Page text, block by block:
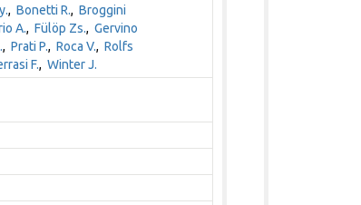
, Bonetti R., Broggini
A., Fülöp Zs., Gervino
, Prati P., Roca V., Rolfs
F., Winter J.